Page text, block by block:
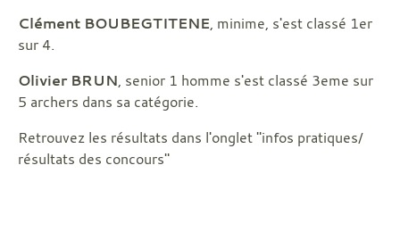
Clément BOUBEGTITENE, minime, s'est classé 1er
sur 4.
Olivier BRUN, senior 1 homme s'est classé 3eme sur
5 archers dans sa catégorie.
Retrouvez les résultats dans l'onglet "infos pratiques/
résultats des concours"